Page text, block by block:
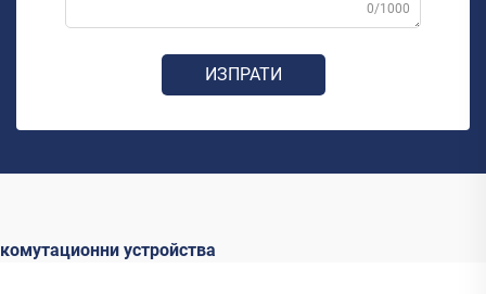
0/1000
ИЗПРАТИ
комутационни устройства